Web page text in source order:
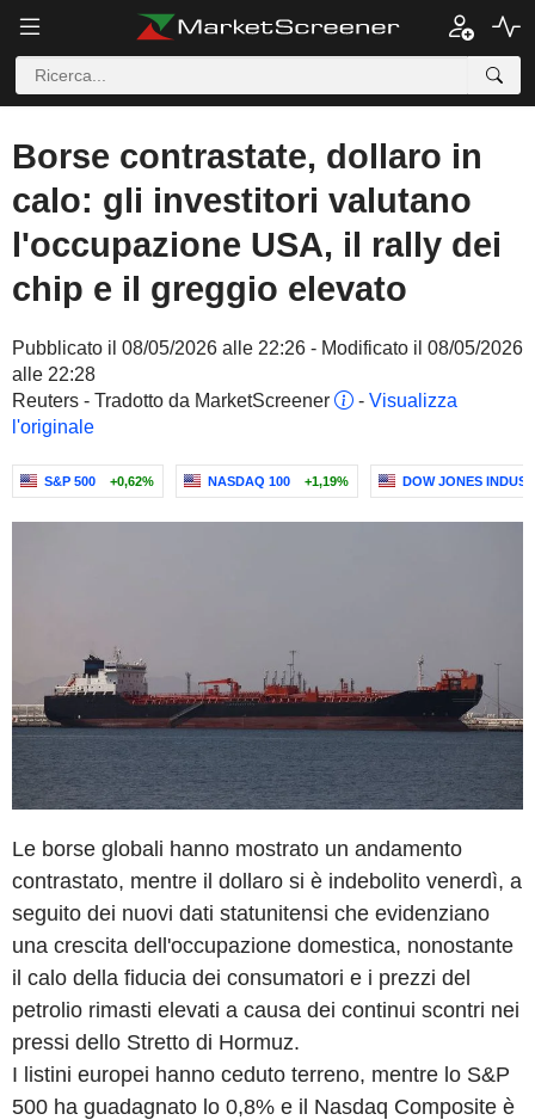
Borse contrastate, dollaro in
calo: gli investitori valutano
l'occupazione USA, il rally dei
chip e il greggio elevato
Pubblicato il 08/05/2026 alle 22:26 - Modificato il 08/05/2026
alle 22:28
Reuters - Tradotto da MarketScreener
- Visualizza
l'originale
S&P 500 +0,62% NASDAQ 100 +1,19% DOW JONES
Le borse globali hanno mostrato un andamento
contrastato, mentre il dollaro si è indebolito venerdì, a
seguito dei nuovi dati statunitensi che evidenziano
una crescita dell'occupazione domestica, nonostante
il calo della fiducia dei consumatori e i prezzi del
petrolio rimasti elevati a causa dei continui scontri nei
pressi dello Stretto di Hormuz.
I listini europei hanno ceduto terreno, mentre lo S&P
500 ha guadagnato lo 0,8% e il Nasdaq Composite è